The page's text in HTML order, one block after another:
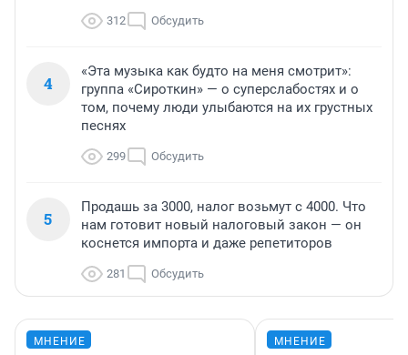
312 Обсудить
4
«Эта музыка как будто на меня смотрит»:
группа «Сироткин» — о суперслабостях и о
том, почему люди улыбаются на их грустных
песнях
299 Обсудить
5
Продашь за 3000, налог возьмут с 4000. Что
нам готовит новый налоговый закон — он
коснется импорта и даже репетиторов
281 Обсудить
МНЕНИЕ МНЕНИЕ